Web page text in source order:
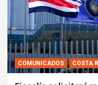
COMUNICADOS COSTA